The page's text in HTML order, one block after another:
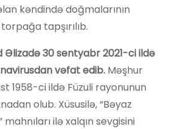
kəndində doğmalarının
tapşırılıb.
Əlizadə 30 sentyabr 2021-ci ildə
vəfat edib. Məşhur
1958-ci ildə Füzuli rayonunun
olub. Xüsusilə, “Bəyaz
mahnıları ilə xalqın sevgisini